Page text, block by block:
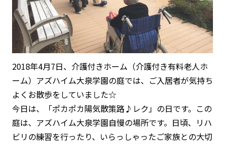
2018年4月7日、介護付きホーム（介護付き有料老人ホ
ーム）アズハイム大泉学園の庭では、ご入居者が気持ち
よくお散歩をしていました☆
今日は、「ポカポカ陽気散策路♪レク」の日です。この
庭は、アズハイム大泉学園自慢の場所です。日頃、リハ
ビリの練習を行ったり、いらっしゃったご家族との大切